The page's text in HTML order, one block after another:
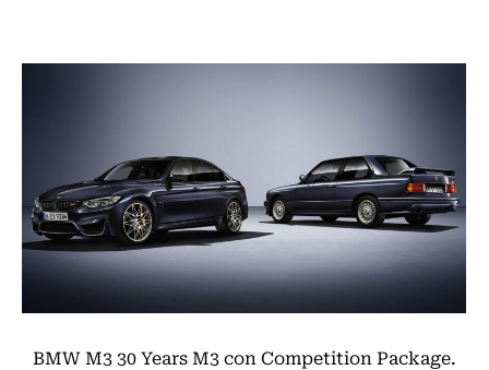
BMW M3 30 Years M3 con Competition Package.